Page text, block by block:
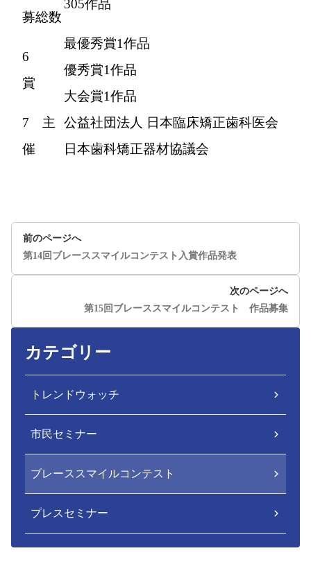
募総数
305作品
6
賞
最優秀賞1作品
優秀賞1作品
大会賞1作品
7 主
催
公益社団法人 日本臨床矯正歯科医会
日本歯科矯正器材協議会
前のページへ
第14回ブレーススマイルコンテスト入賞作品発表
次のページへ
第15回ブレーススマイルコンテスト 作品募集
カテゴリー
トレンドウォッチ
市民セミナー
ブレーススマイルコンテスト
プレスセミナー